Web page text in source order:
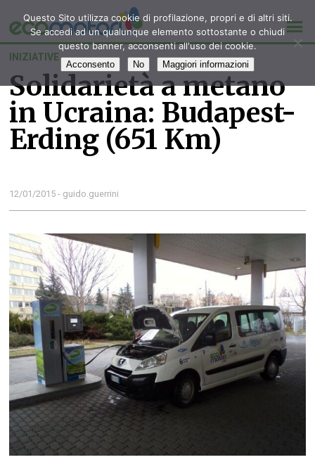
INIZIATIVE
Solidarietà a metano
in Ucraina: Budapest-
Erding (651 Km)
12/01/2015 - guido.guerrini
Questo Sito utilizza cookie di profilazione, propri e di altri siti.
Se accedi ad un qualunque elemento sottostante o chiudi
questo banner, acconsenti all'uso dei cookie.
Acconsento No Maggiori informazioni